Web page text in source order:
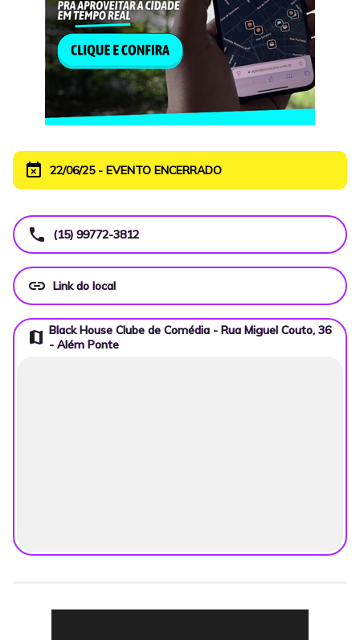
event_busy 22/06/25 - EVENTO ENCERRADO
call (15) 99772-3812
link Link do local
map Black House Clube de Comédia - Rua Miguel Couto, 36
- Além Ponte